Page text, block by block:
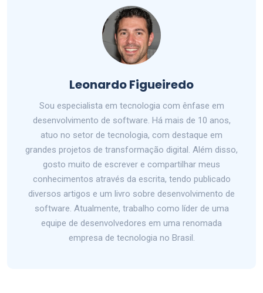
Leonardo Figueiredo
Sou especialista em tecnologia com ênfase em
desenvolvimento de software. Há mais de 10 anos,
atuo no setor de tecnologia, com destaque em
grandes projetos de transformação digital. Além disso,
gosto muito de escrever e compartilhar meus
conhecimentos através da escrita, tendo publicado
diversos artigos e um livro sobre desenvolvimento de
software. Atualmente, trabalho como líder de uma
equipe de desenvolvedores em uma renomada
empresa de tecnologia no Brasil.